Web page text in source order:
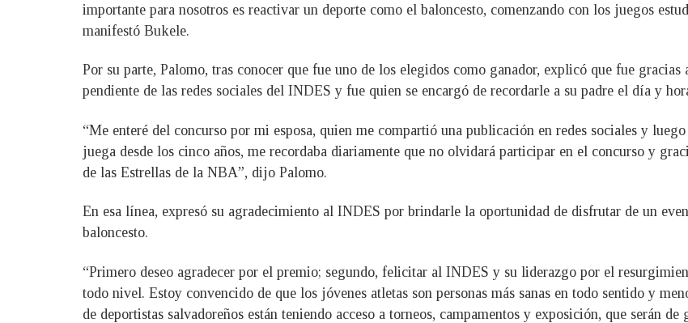
importante para nosotros es reactivar un deporte como el baloncesto, comenzando con los juegos
manifestó Bukele.
Por su parte, Palomo, tras conocer que fue uno de los elegidos como ganador, explicó que fue
pendiente de las redes sociales del INDES y fue quien se encargó de recordarle a su padre el día y
“Me enteré del concurso por mi esposa, quien me compartió una publicación en redes sociales y
juega desde los cinco años, me recordaba diariamente que no olvidará participar en el concurso y
de las Estrellas de la NBA”, dijo Palomo.
En esa línea, expresó su agradecimiento al INDES por brindarle la oportunidad de disfrutar de un
baloncesto.
“Primero deseo agradecer por el premio; segundo, felicitar al INDES y su liderazgo por el
todo nivel. Estoy convencido de que los jóvenes atletas son personas más sanas en todo sentido y
de deportistas salvadoreños están teniendo acceso a torneos, campamentos y exposición, que serán